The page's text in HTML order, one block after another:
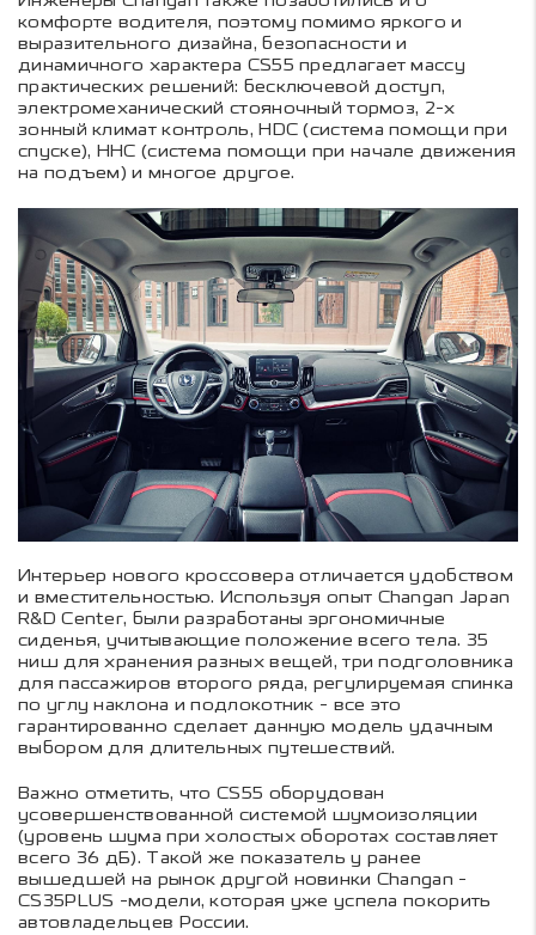
комфорте водителя, поэтому помимо яркого и
выразительного дизайна, безопасности и
динамичного характера CS55 предлагает массу
практических решений: бесключевой доступ,
электромеханический стояночный тормоз, 2-х
зонный климат контроль, HDC (система помощи при
спуске), HHC (система помощи при начале движения
на подъем) и многое другое.
Интерьер нового кроссовера отличается удобством
и вместительностью. Используя опыт Changan Japan
R&D Center, были разработаны эргономичные
сиденья, учитывающие положение всего тела. 35
ниш для хранения разных вещей, три подголовника
для пассажиров второго ряда, регулируемая спинка
по углу наклона и подлокотник - все это
гарантированно сделает данную модель удачным
выбором для длительных путешествий.
Важно отметить, что CS55 оборудован
усовершенствованной системой шумоизоляции
(уровень шума при холостых оборотах составляет
всего 36 дБ). Такой же показатель у ранее
вышедшей на рынок другой новинки Changan -
CS35PLUS -модели, которая уже успела покорить
автовладельцев России.